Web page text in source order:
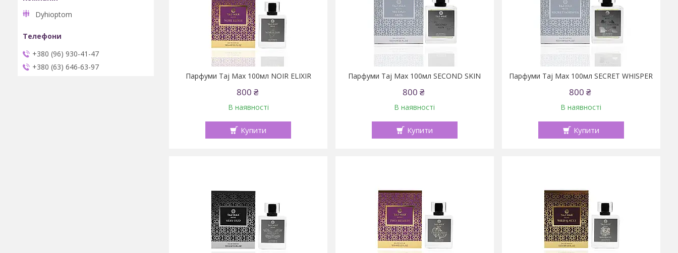
Парфуми Taj Max 100мл NOIR ELIXIR
800 ₴
В наявності
Купити
Парфуми Taj Max 100мл SECOND SKIN
800 ₴
В наявності
Купити
Парфуми Taj Max 100мл SECRET WHISPER
800 ₴
В наявності
Купити
Dyhioptom
+380 (96) 930-41-47
+380 (63) 646-63-97